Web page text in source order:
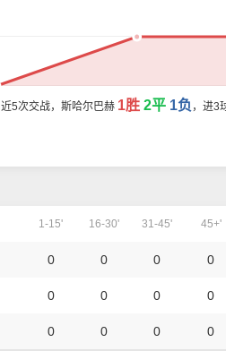
近5次交战，斯哈尔巴赫 1胜 2平 1负 ，进3
1-15' 16-30' 31-45' 45+'
0 0 0 0
0 0 0 0
0 0 0 0